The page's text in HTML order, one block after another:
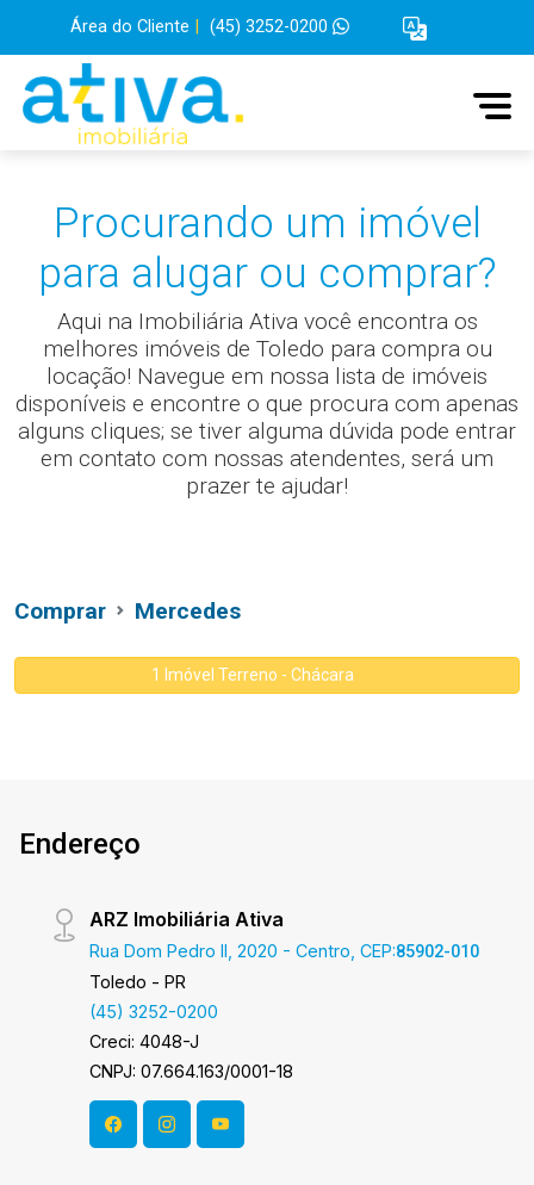
Área do Cliente (45) 3252-0200
Procurando um imóvel
para alugar ou comprar?
Aqui na Imobiliária Ativa você encontra os
melhores imóveis de Toledo para compra ou
locação! Navegue em nossa lista de imóveis
disponíveis e encontre o que procura com apenas
alguns cliques; se tiver alguma dúvida pode entrar
em contato com nossas atendentes, será um
prazer te ajudar!
Comprar Mercedes
1 Imóvel Terreno - Chácara
Endereço
ARZ Imobiliária Ativa
Rua Dom Pedro II, 2020 - Centro, CEP:85902-010
Toledo - PR
(45) 3252-0200
Creci: 4048-J
CNPJ: 07.664.163/0001-18